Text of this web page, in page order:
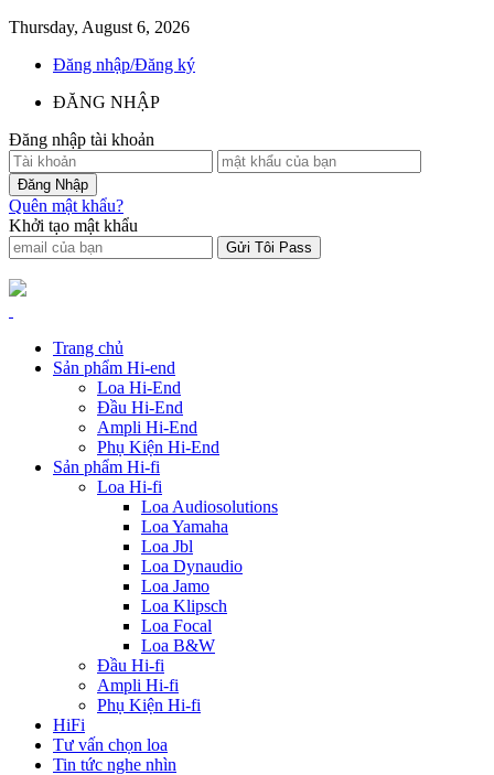
Thursday, August 6, 2026
Đăng nhập/Đăng ký
ĐĂNG NHẬP
Đăng nhập tài khoản
Quên mật khẩu?
Khởi tạo mật khẩu
Trang chủ
Sản phẩm Hi-end
Loa Hi-End
Đầu Hi-End
Ampli Hi-End
Phụ Kiện Hi-End
Sản phẩm Hi-fi
Loa Hi-fi
Loa Audiosolutions
Loa Yamaha
Loa Jbl
Loa Dynaudio
Loa Jamo
Loa Klipsch
Loa Focal
Loa B&W
Đầu Hi-fi
Ampli Hi-fi
Phụ Kiện Hi-fi
HiFi
Tư vấn chọn loa
Tin tức nghe nhìn